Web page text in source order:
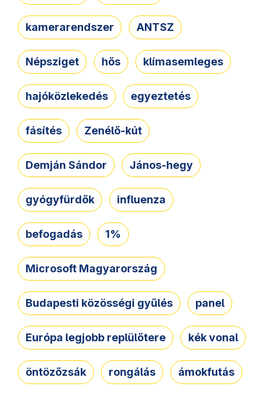
kamerarendszer ANTSZ
Népsziget hős klímasemleges
hajóközlekedés egyeztetés
fásítés Zenélő-kút
Demján Sándor János-hegy
gyógyfürdők influenza
befogadás 1%
Microsoft Magyarország
Budapesti közösségi gyűlés panel
Európa legjobb replülőtere kék vonal
öntözőzsák rongálás ámokfutás